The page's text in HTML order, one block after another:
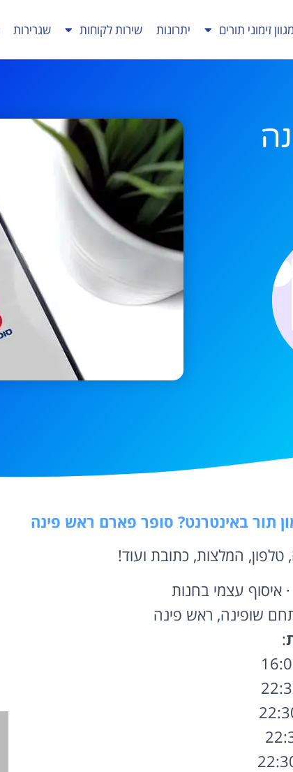
מגוון זימוני תורים יתרונות שירות לקוחות שגרירות
תור באינטרנט? סופר פארם ראש פינה
המלצות, כתובת ועוד!
איסוף עצמי בחנות
שופינה, ראש פינה
: